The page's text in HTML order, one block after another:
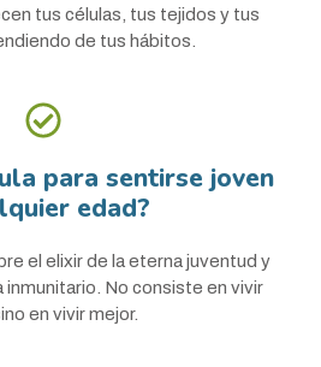
tus células, tus tejidos y tus
de tus hábitos.
para sentirse joven
edad?
el elixir de la eterna juventud y
No consiste en vivir
en vivir mejor.